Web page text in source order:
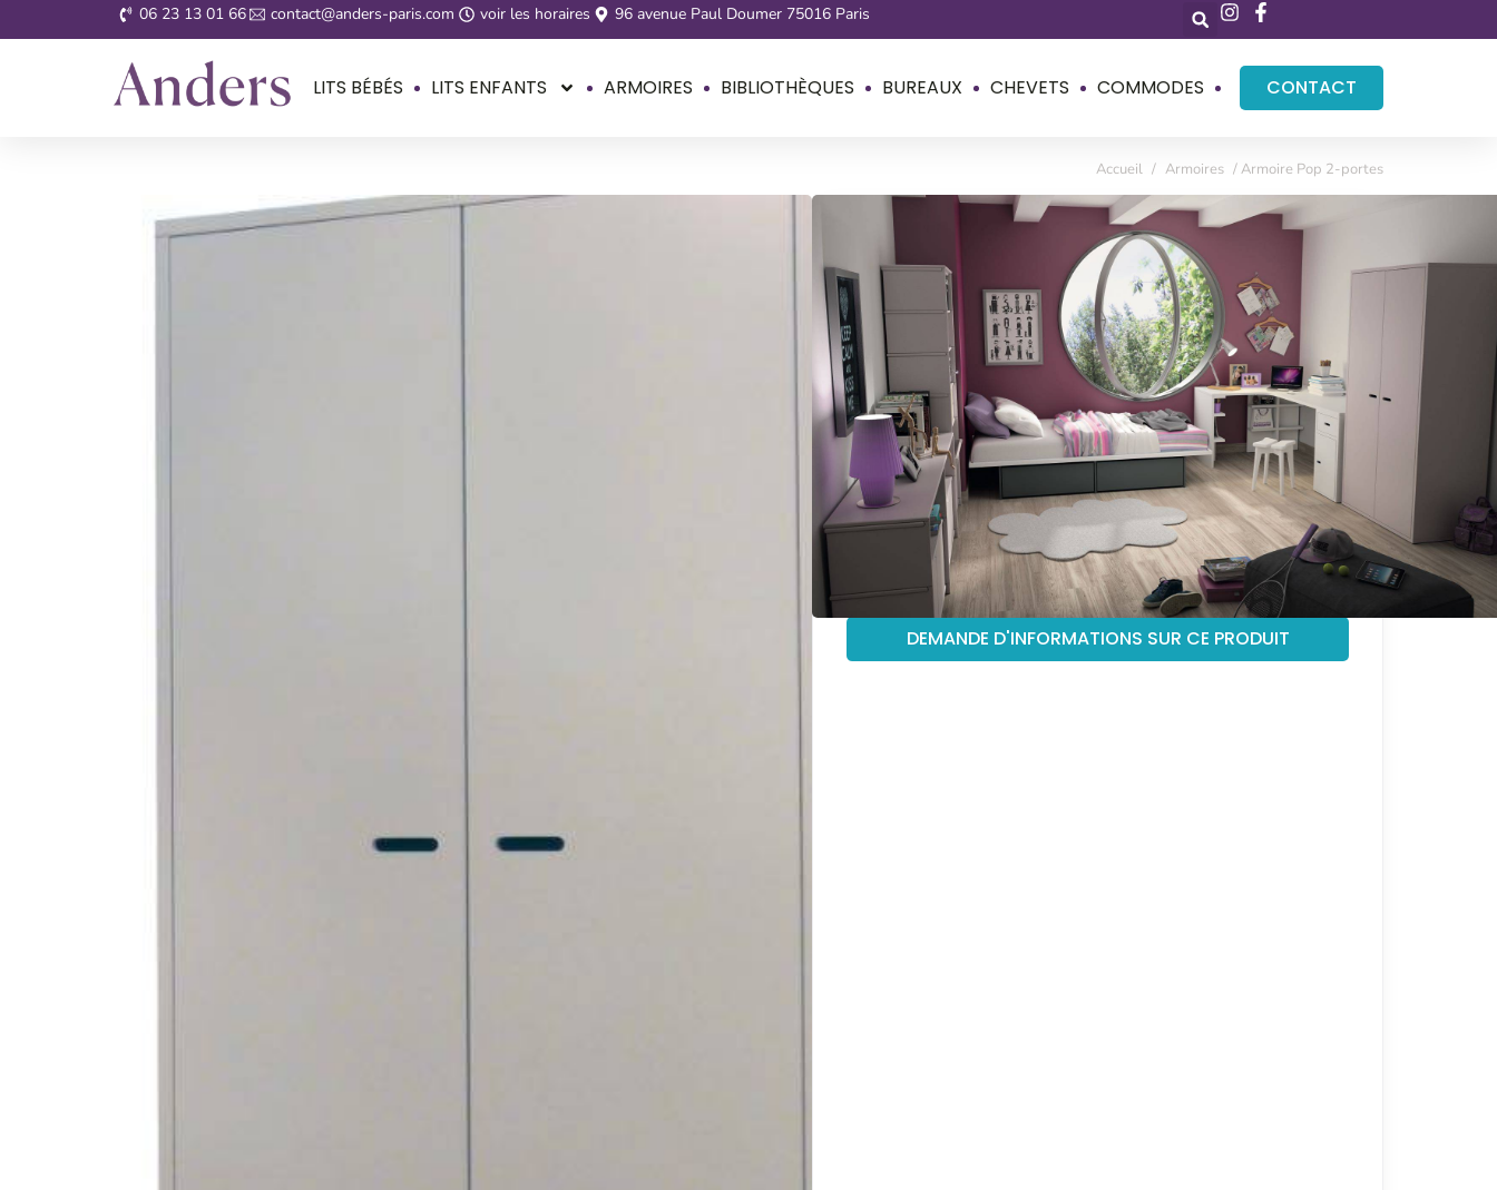
06 23 13 01 66 contact@anders-paris.com voir les horaires 96 avenue Paul Doumer 75016 Paris
LITS BÉBÉS LITS ENFANTS ARMOIRES BIBLIOTHÈQUES BUREAUX CHEVETS COMMODES CONTACT
Accueil / Armoires / Armoire Pop 2-portes
Armoire Pop 2-portes
A partir de900
Description
6 tablettes réglables sur taquets, 1 penderie à suspendre au choix
Dimensions : largeur 96 cm x profondeur 55 cm x hauteur 185 cm
Délai de livraison : 4 à 6 semaines– Voir les prix de livraison
Tous les détails ci-dessous
Descriptif complet
DEMANDE D'INFORMATIONS SUR CE PRODUIT